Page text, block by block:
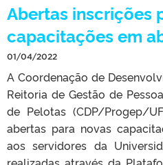
Abertas inscrições
capacitações em
01/04/2022
A Coordenação de
Reitoria de Gestão de
de Pelotas (CDP/Progep/
abertas para novas
aos servidores da
realizadas através da